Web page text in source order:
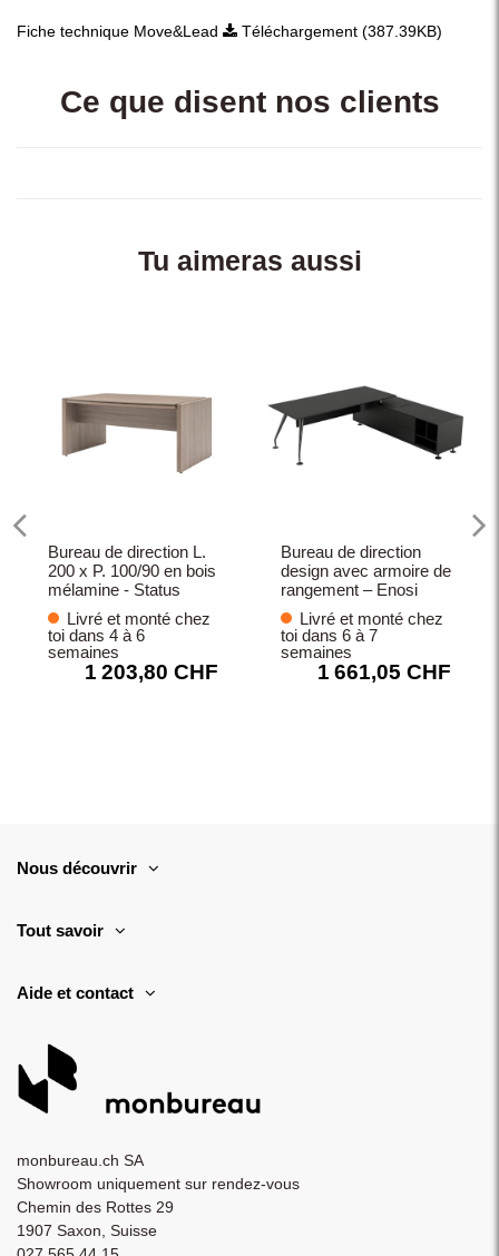
Fiche technique Move&Lead Téléchargement (387.39KB)
Ce que disent nos clients
Tu aimeras aussi
Bureau de direction L.
200 x P. 100/90 en bois
mélamine - Status
Livré et monté chez
toi dans 4 à 6
semaines
1 203,80 CHF
Bureau de direction
design avec armoire de
rangement – Enosi
Livré et monté chez
toi dans 6 à 7
semaines
1 661,05 CHF
Nous découvrir
Tout savoir
Aide et contact
monbureau.ch SA
Showroom uniquement sur rendez-vous
Chemin des Rottes 29
1907 Saxon, Suisse